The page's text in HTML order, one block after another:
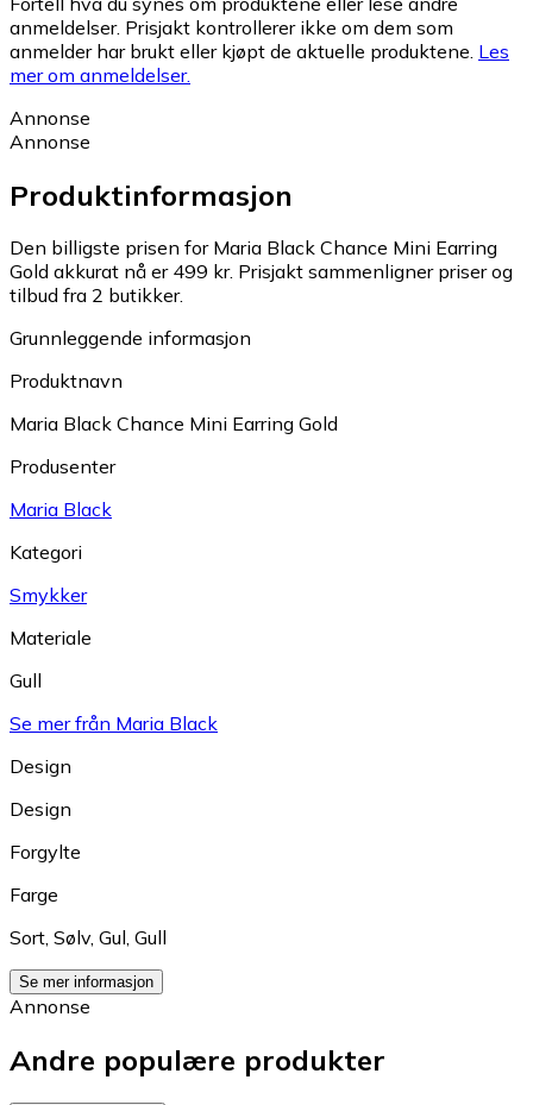
anmeldelser. Prisjakt kontrollerer ikke om dem som
anmelder har brukt eller kjøpt de aktuelle produktene. Les
mer om anmeldelser.
Annonse
Annonse
Produktinformasjon
Den billigste prisen for Maria Black Chance Mini Earring
Gold akkurat nå er 499 kr. Prisjakt sammenligner priser og
tilbud fra 2 butikker.
Grunnleggende informasjon
Produktnavn
Maria Black Chance Mini Earring Gold
Produsenter
Maria Black
Kategori
Smykker
Materiale
Gull
Se mer från Maria Black
Design
Design
Forgylte
Farge
Sort, Sølv, Gul, Gull
Se mer informasjon
Annonse
Andre populære produkter